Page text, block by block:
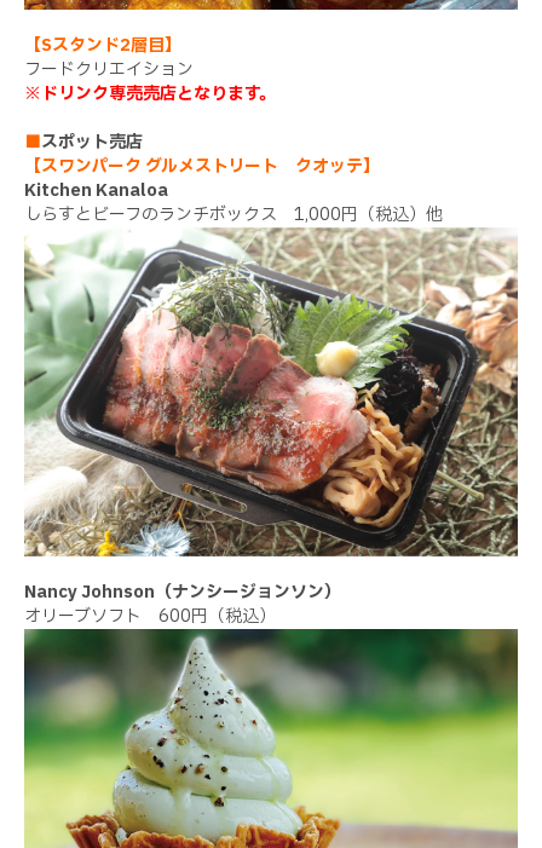
【Sスタンド2層目】
フードクリエイション
※ドリンク専売売店となります。
■スポット売店
【スワンパーク グルメストリート クオッテ】
Kitchen Kanaloa
しらすとビーフのランチボックス 1,000円（税込）他
Nancy Johnson（ナンシージョンソン）
オリーブソフト 600円（税込）